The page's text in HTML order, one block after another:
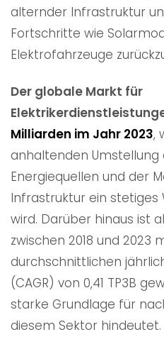
alternder Infrastruktur
Fortschritte wie
Elektrofahrzeuge
Der globale Markt für
Milliarden im Jahr 2023,
anhaltenden
Energiequellen und der
Infrastruktur ein
wird. Darüber hinaus ist
zwischen 2018 und 2023
durchschnittlichen
(CAGR) von 0,41 TP3B
starke Grundlage für
diesem Sektor hindeutet.